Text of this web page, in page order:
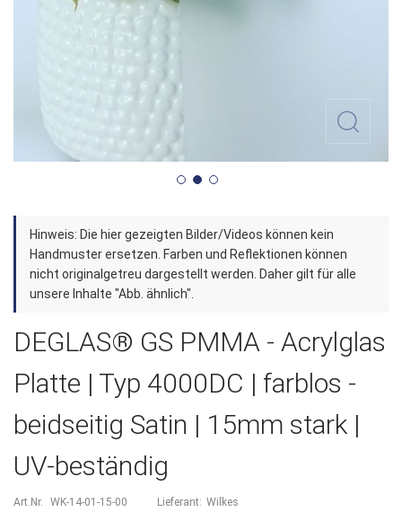
Zum
Anfang
der
Bildergalerie
Hinweis: Die hier gezeigten Bilder/Videos können kein
Handmuster ersetzen. Farben und Reflektionen können
nicht originalgetreu dargestellt werden. Daher gilt für alle
unsere Inhalte "Abb. ähnlich".
DEGLAS® GS PMMA - Acrylglas
Platte | Typ 4000DC | farblos -
beidseitig Satin | 15mm stark |
UV-beständig
Art.Nr. WK-14-01-15-00 Lieferant: Wilkes